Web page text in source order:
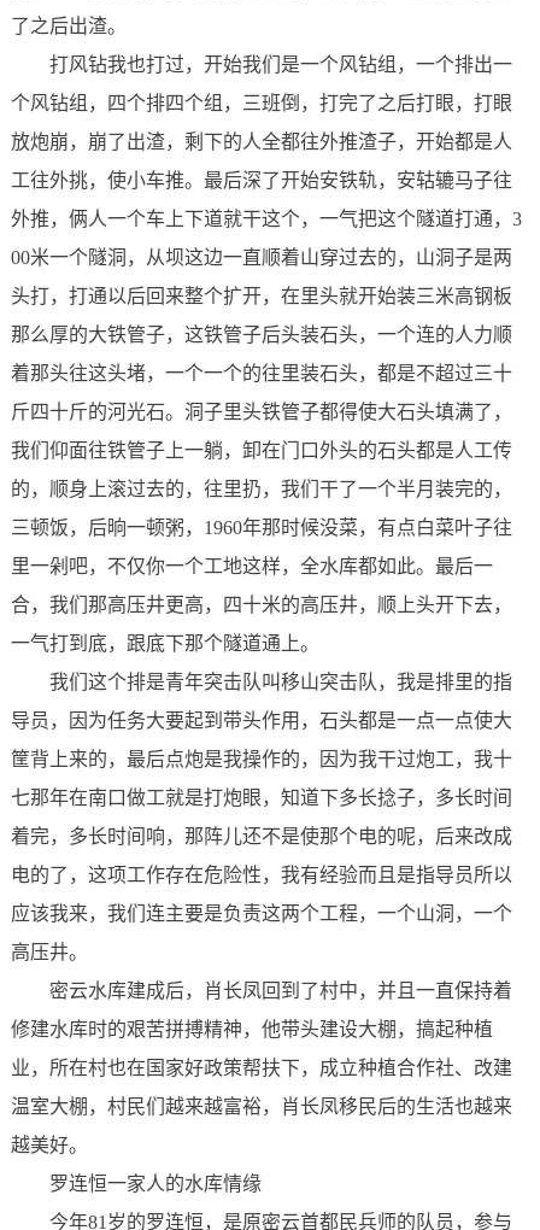
了之后出渣。
打风钻我也打过，开始我们是一个风钻组，一个排出一
个风钻组，四个排四个组，三班倒，打完了之后打眼，打眼
放炮崩，崩了出渣，剩下的人全都往外推渣子，开始都是人
工往外挑，使小车推。最后深了开始安铁轨，安轱辘马子往
外推，俩人一个车上下道就干这个，一气把这个隧道打通，3
00米一个隧洞，从坝这边一直顺着山穿过去的，山洞子是两
头打，打通以后回来整个扩开，在里头就开始装三米高钢板
那么厚的大铁管子，这铁管子后头装石头，一个连的人力顺
着那头往这头堵，一个一个的往里装石头，都是不超过三十
斤四十斤的河光石。洞子里头铁管子都得使大石头填满了，
我们仰面往铁管子上一躺，卸在门口外头的石头都是人工传
的，顺身上滚过去的，往里扔，我们干了一个半月装完的，
三顿饭，后晌一顿粥，1960年那时候没菜，有点白菜叶子往
里一剁吧，不仅你一个工地这样，全水库都如此。最后一
合，我们那高压井更高，四十米的高压井，顺上头开下去，
一气打到底，跟底下那个隧道通上。
我们这个排是青年突击队叫移山突击队，我是排里的指
导员，因为任务大要起到带头作用，石头都是一点一点使大
筐背上来的，最后点炮是我操作的，因为我干过炮工，我十
七那年在南口做工就是打炮眼，知道下多长捻子，多长时间
着完，多长时间响，那阵儿还不是使那个电的呢，后来改成
电的了，这项工作存在危险性，我有经验而且是指导员所以
应该我来，我们连主要是负责这两个工程，一个山洞，一个
高压井。
密云水库建成后，肖长凤回到了村中，并且一直保持着
修建水库时的艰苦拼搏精神，他带头建设大棚，搞起种植
业，所在村也在国家好政策帮扶下，成立种植合作社、改建
温室大棚，村民们越来越富裕，肖长凤移民后的生活也越来
越美好。
罗连恒一家人的水库情缘
今年81岁的罗连恒，是原密云首都民兵师的队员，参与